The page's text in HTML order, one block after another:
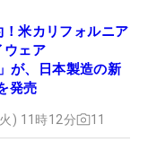
米カリフォルニア
ウェア
が、日本製造の新
発売
) 11時12分 11